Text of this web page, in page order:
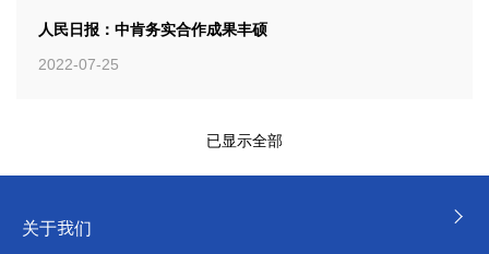
人民日报：中肯务实合作成果丰硕
2022-07-25
已显示全部
关于我们